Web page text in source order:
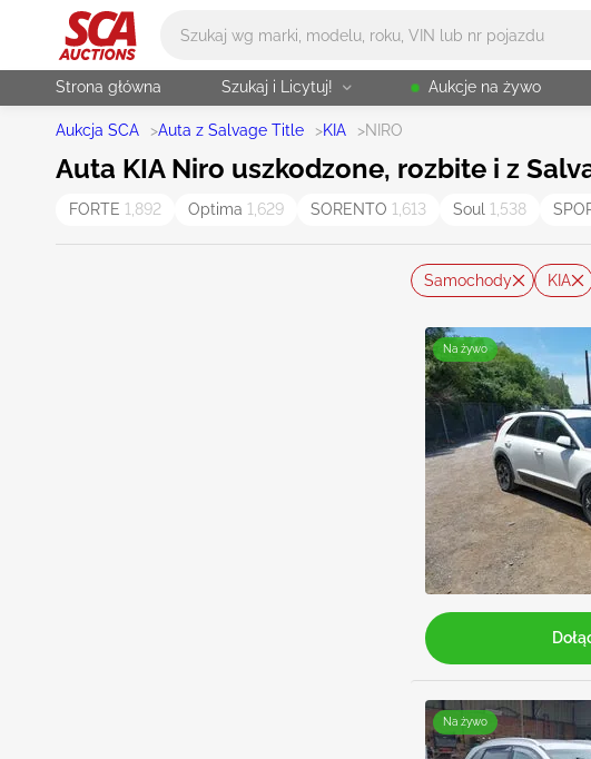
Strona główna Szukaj i Licytuj! Aukcje na żywo
Aukcja SCA >Auta z Salvage Title >KIA >NIRO
Auta KIA Niro uszkodzone, rozbite i z
FORTE 1,892 Optima 1,629 SORENTO 1,613 Soul 1,538
Samochody KIA
Na żywo
Na żywo